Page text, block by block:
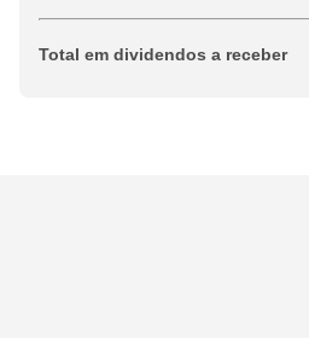
Total em dividendos a receber